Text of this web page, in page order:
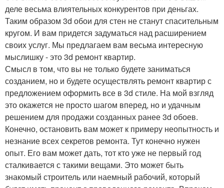
деле весьма влиятельных конкурентов при деньгах.
Таким образом 3d обои для стен не станут спасительным
кругом. И вам придется задуматься над расширением
своих услуг. Мы предлагаем вам весьма интересную
мыслишку - это 3d ремонт квартир.
Смысл в том, что вы не только будете заниматься
созданием, но и будете осуществлять ремонт квартир с
предложением оформить все в 3d стиле. На мой взгляд
это окажется не просто шагом вперед, но и удачным
решением для продажи созданных ранее 3d обоев.
Конечно, остановить вам может к примеру неопытность и
незнание всех секретов ремонта. Тут конечно нужен
опыт. Его вам может дать, тот кто уже не первый год
сталкивается с такими вещами. Это может быть
знакомый строитель или наемный рабочий, который